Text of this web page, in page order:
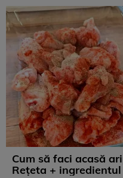
Cum să faci acasă
Rețeta +